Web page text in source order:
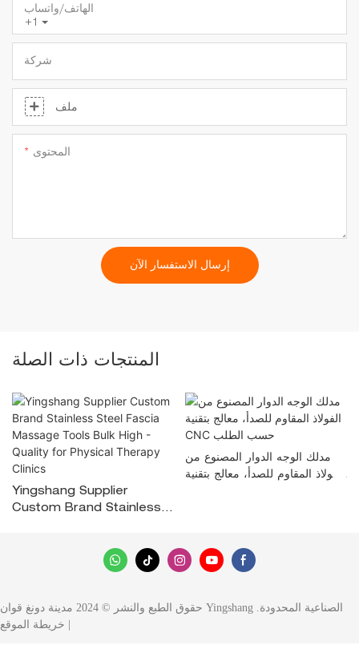
+1
الهاتف/واتساب
شركة
ملف
المحتوى
إرسال الاستفسار الآن
المنتجات ذات الصلة
Yingshang Supplier
Custom Brand Stainless
For Physical Therapy
مدلك الوجه الدوار المصنوع من
الفولاذ المقاوم للصدأ، معالج بتقنية
حقوق الطبع والنشر © 2024 مدينة دونغ قوان Yingshang الصناعية المحدودة.
خريطة الموقع